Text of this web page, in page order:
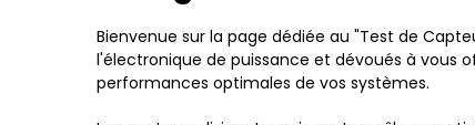
Bienvenue sur la page dédiée au "Test de
l'électronique de puissance et dévoués à vous
performances optimales de vos systèmes.